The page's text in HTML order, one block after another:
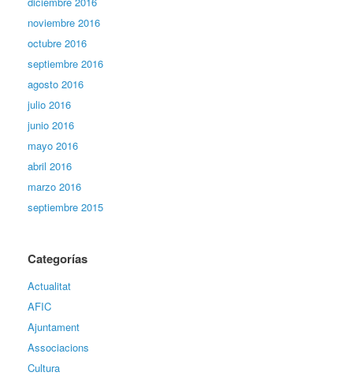
noviembre 2016
octubre 2016
septiembre 2016
agosto 2016
julio 2016
junio 2016
mayo 2016
abril 2016
marzo 2016
septiembre 2015
Categorías
Actualitat
AFIC
Ajuntament
Associacions
Cultura